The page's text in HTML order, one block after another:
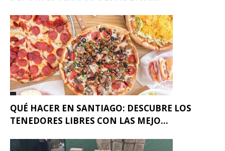
QUÉ HACER EN SANTIAGO: DESCUBRE LOS
TENEDORES LIBRES CON LAS MEJO...